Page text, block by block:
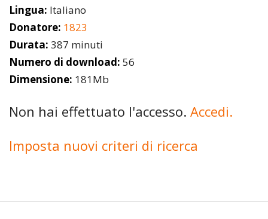
Lingua: Italiano
Donatore: 1823
Durata: 387 minuti
Numero di download: 56
Dimensione: 181Mb
Non hai effettuato l'accesso. Accedi.
Imposta nuovi criteri di ricerca